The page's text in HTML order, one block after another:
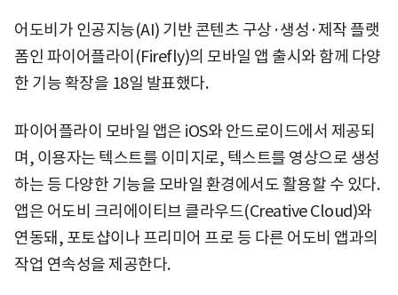
어도비가 인공지능(AI) 기반 콘텐츠 구상·생성·제작 플랫
폼인 파이어플라이(Firefly)의 모바일 앱 출시와 함께 다양
한 기능 확장을 18일 발표했다.
파이어플라이 모바일 앱은 iOS와 안드로이드에서 제공되
며, 이용자는 텍스트를 이미지로, 텍스트를 영상으로 생성
하는 등 다양한 기능을 모바일 환경에서도 활용할 수 있다.
앱은 어도비 크리에이티브 클라우드(Creative Cloud)와
연동돼, 포토샵이나 프리미어 프로 등 다른 어도비 앱과의
작업 연속성을 제공한다.